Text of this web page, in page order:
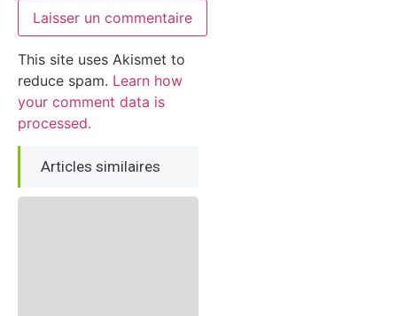
This site uses Akismet to
reduce spam. Learn how
your comment data is
processed.
Articles similaires